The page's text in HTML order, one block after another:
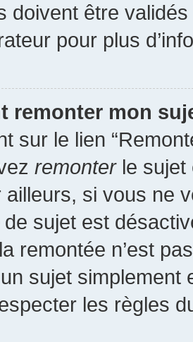
doivent être
pour plus
remonter mon
sur le lien
remonterle sujet
ailleurs, si vous ne
sujet est
remontée n’est
sujet
les règles